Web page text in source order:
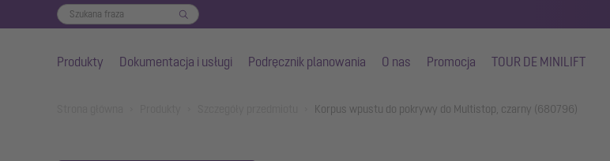
Produkty Dokumentacja i usługi Podręcznik planowania O nas Promocja TOUR DE MINILIFT
Korpus wpustu do pokrywy do Multistop, czarny (680796)